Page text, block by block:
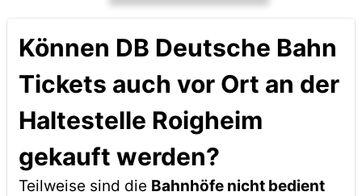
Können DB Deutsche Bahn
Tickets auch vor Ort an der
Haltestelle Roigheim
gekauft werden?
Teilweise sind die Bahnhöfe nicht bedient